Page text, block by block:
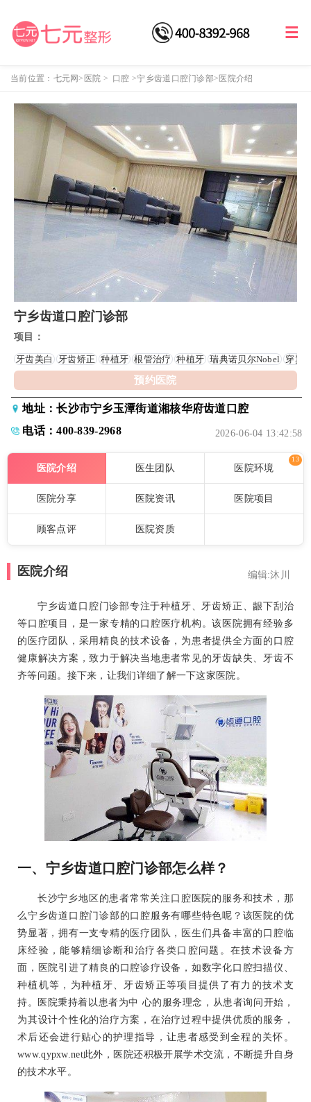
当前位置： 七元网>医院 > 口腔 >宁乡齿道口腔门诊部>医院介绍
宁乡齿道口腔门诊部
项目：
牙齿美白 牙齿矫正 种植牙 根管治疗 种植牙 瑞典诺贝尔Nobel 穿翼
预约医院
地址：长沙市宁乡玉潭街道湘核华府齿道口腔
电话：400-839-2968
2026-06-04 13:42:58
医院介绍 医生团队 医院环境
13
医院分享 医院资讯 医院项目
顾客点评 医院资质
医院介绍 编辑:沐川
宁乡齿道口腔门诊部专注于种植牙、牙齿矫正、龈下刮治
等口腔项目，是一家专精的口腔医疗机构。该医院拥有经验多
的医疗团队，采用精良的技术设备，为患者提供全方面的口腔
健康解决方案，致力于解决当地患者常见的牙齿缺失、牙齿不
齐等问题。接下来，让我们详细了解一下这家医院。
一、宁乡齿道口腔门诊部怎么样？
长沙宁乡地区的患者常常关注口腔医院的服务和技术，那
么宁乡齿道口腔门诊部的口腔服务有哪些特色呢？该医院的优
势显著，拥有一支专精的医疗团队，医生们具备丰富的口腔临
床经验，能够精细诊断和治疗各类口腔问题。在技术设备方
面，医院引进了精良的口腔诊疗设备，如数字化口腔扫描仪、
种植机等，为种植牙、牙齿矫正等项目提供了有力的技术支
持。医院秉持着以患者为中 心的服务理念，从患者询问开始，
为其设计个性化的治疗方案，在治疗过程中提供优质的服务，
术后还会进行贴心的护理指导，让患者感受到全程的关怀。
www.qypxw.net此外，医院还积极开展学术交流，不断提升自身
的技术水平。